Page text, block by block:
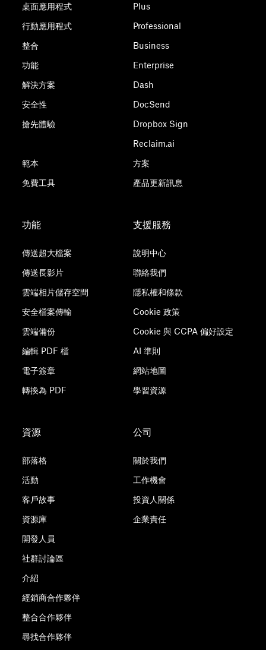
桌面應用程式
行動應用程式
整合
功能
解決方案
安全性
搶先體驗
範本
免費工具
Plus
Professional
Business
Enterprise
Dash
DocSend
Dropbox Sign
Reclaim.ai
方案
產品更新訊息
功能
傳送超大檔案
傳送長影片
雲端相片儲存空間
安全檔案傳輸
雲端備份
編輯 PDF 檔
電子簽章
轉換為 PDF
支援服務
說明中心
聯絡我們
隱私權和條款
Cookie 政策
Cookie 與 CCPA 偏好設定
AI 準則
網站地圖
學習資源
資源
部落格
活動
客戶故事
資源庫
開發人員
社群討論區
介紹
經銷商合作夥伴
整合合作夥伴
尋找合作夥伴
公司
關於我們
工作機會
投資人關係
企業責任